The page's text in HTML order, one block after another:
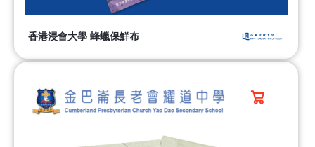
香港浸會大學 蜂蠟保鮮布